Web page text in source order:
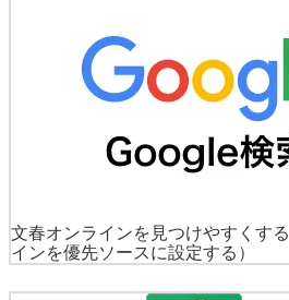
文春オンラインを見つけやすくする
インを優先ソースに設定する）